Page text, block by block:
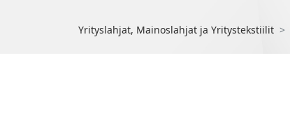
Yrityslahjat, Mainoslahjat ja Yritystekstiilit